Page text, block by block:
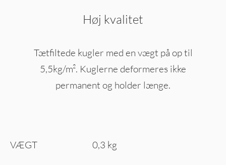
Høj kvalitet
Tætfiltede kugler med en vægt på op til
5,5kg/m². Kuglerne deformeres ikke
permanent og holder længe.
VÆGT 0,3 kg